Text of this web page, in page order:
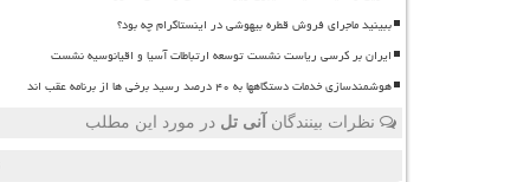
ببینید ماجرای فروش قطره بیهوشی در اینستاگرام چه بود؟
ایران بر کرسی ریاست نشست توسعه ارتباطات آسیا و اقیانوسیه نشست
هوشمندسازی خدمات دستگاهها به ۴۰ درصد رسید برخی ها از برنامه عقب اند
نظرات بینندگان آنی تل در مورد این مطلب